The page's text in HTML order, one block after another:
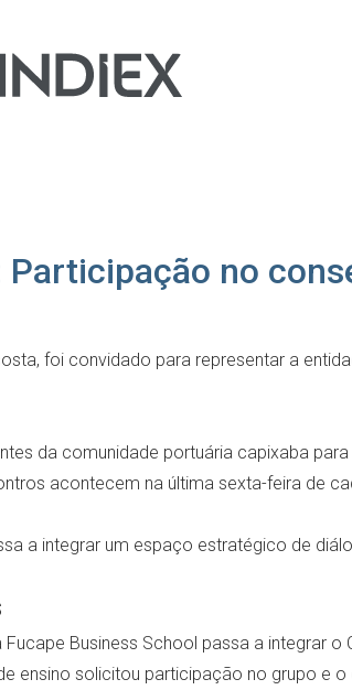
no
foi convidado para representar a
da comunidade portuária capixaba
acontecem na última sexta-feira de
a integrar um espaço estratégico de
Business School passa a integrar
ensino solicitou participação no grupo e